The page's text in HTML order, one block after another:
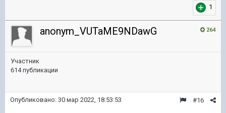
1
264
anonym_VUTaME9NDawG
Участник
614 публикации
#16
Опубликовано: 30 мар 2022, 18:53:53